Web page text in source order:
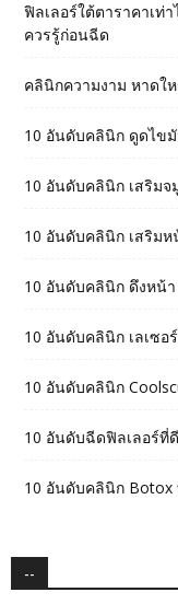
ฟิลเลอร์ใต้ตาราคาเท่
ควรรู้ก่อนฉีด
คลินิกความงาม หาดใ
10 อันดับคลินิก ดูดไข
10 อันดับคลินิก เสริม
10 อันดับคลินิก เสริม
10 อันดับคลินิก ดึงหน้
10 อันดับคลินิก เลเซ
10 อันดับคลินิก
10 อันดับฉีดฟิลเลอร์ที่
10 อันดับคลินิก Botox
--